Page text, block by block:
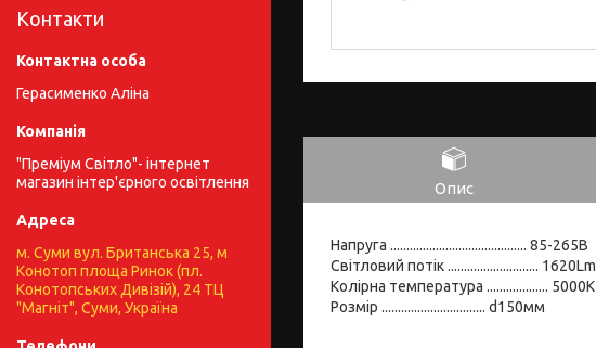
Опис
Напруга .......................................... 85-265В
Світловий потік ............................ 1620Lm
Колірна температура ................... 5000К
Розмір ................................ d150мм
Контакти
Герасименко Аліна
"Преміум Світло"- інтернет
магазин інтер'єрного освітлення
м. Суми вул. Британська 25, м
Конотоп площа Ринок (пл.
Конотопських Дивізій), 24 ТЦ
"Магніт", Суми, Україна